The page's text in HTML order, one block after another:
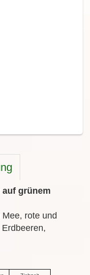
grünem
rote und